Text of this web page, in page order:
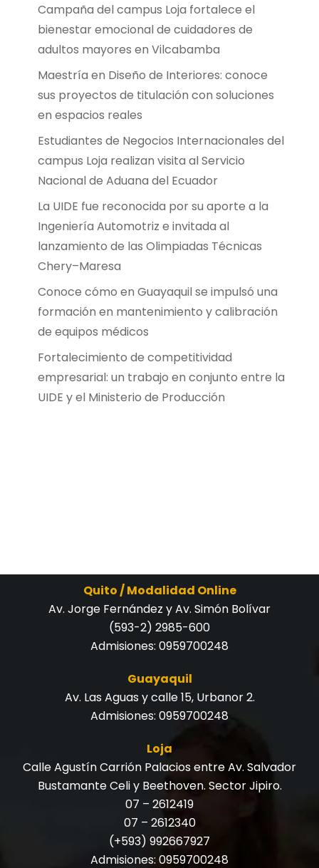
Campaña del campus Loja fortalece el
bienestar emocional de cuidadores de
adultos mayores en Vilcabamba
Maestría en Diseño de Interiores: conoce
sus proyectos de titulación con soluciones
en espacios reales
Estudiantes de Negocios Internacionales del
campus Loja realizan visita al Servicio
Nacional de Aduana del Ecuador
La UIDE fue reconocida por su aporte a la
Ingeniería Automotriz e invitada al
lanzamiento de las Olimpiadas Técnicas
Chery–Maresa
Conoce cómo en Guayaquil se impulsó una
formación en mantenimiento y calibración
de equipos médicos
Fortalecimiento de competitividad
empresarial: un trabajo en conjunto entre la
UIDE y el Ministerio de Producción
Quito / Modalidad Online
Av. Jorge Fernández y Av. Simón Bolívar
(593-2) 2985-600
Admisiones: 0959700248
Guayaquil
Av. Las Aguas y calle 15, Urbanor 2.
Admisiones: 0959700248
Loja
Calle Agustín Carrión Palacios entre Av. Salvador
Bustamante Celi y Beethoven. Sector Jipiro.
07 – 2612419
07 – 2612340
(+593) 992667927
Admisiones: 0959700248